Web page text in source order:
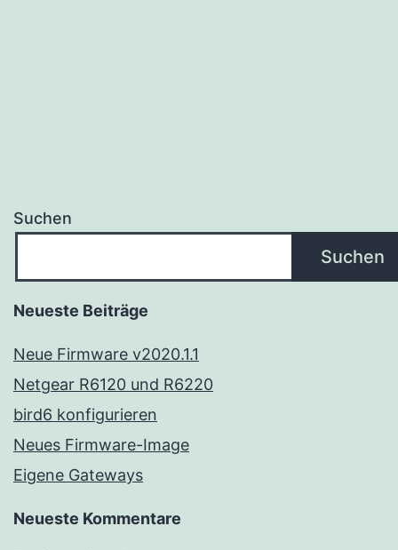
Suchen
Suchen
Neueste Beiträge
Neue Firmware v2020.1.1
Netgear R6120 und R6220
bird6 konfigurieren
Neues Firmware-Image
Eigene Gateways
Neueste Kommentare